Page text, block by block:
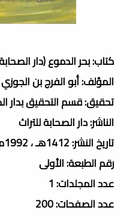
كتاب: بحر الدموع (دار
المؤلف: أبو الفرج بن الجوزي (ت
تحقيق: قسم التحقيق بدار
الناشر: دار الصحابة للتراث
تاريخ النشر: 1412هـ ، 1992م
رقم الطبعة: الأولى
عدد المجلدات: 1
عدد الصفحات: 200